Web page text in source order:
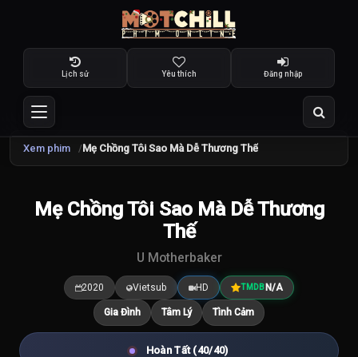
Lịch sử Yêu thích Đăng nhập
Xem phim Mẹ Chồng Tôi Sao Mà Dễ Thương Thế
7.5
Mẹ Chồng Tôi Sao Mà Dễ Thương
Thế
U Motherbaker
2020 Vietsub HD TMDB N/A
Gia Đình Tâm Lý Tình Cảm
Hoàn Tất (40/40)